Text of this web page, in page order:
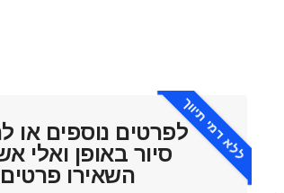
ללא דמי תיווךלפרטים נוספים או
סיור באופן ואלי
השאירו פרטים